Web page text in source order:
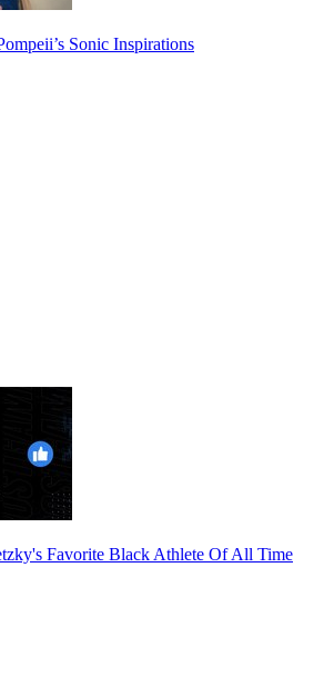
Sonic Inspirations
Favorite Black Athlete Of All Time